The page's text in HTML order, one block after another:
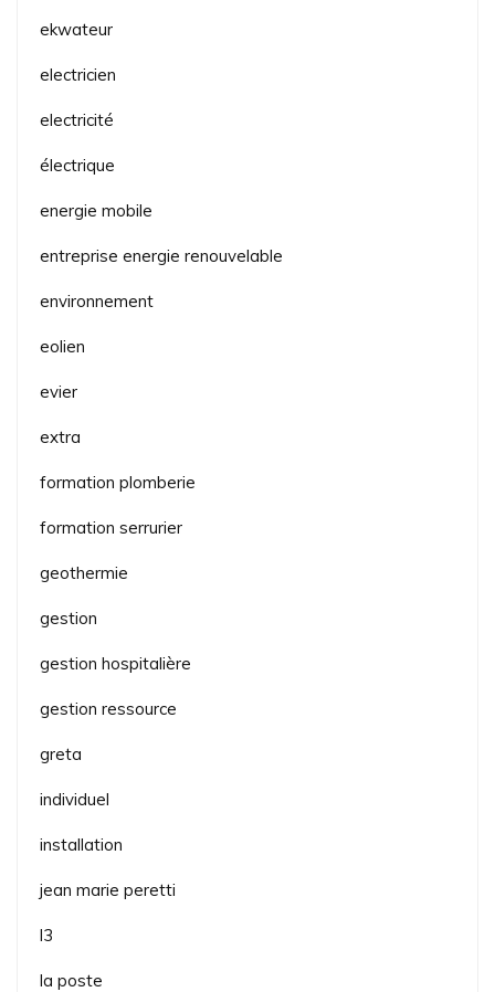
ekwateur
electricien
electricité
électrique
energie mobile
entreprise energie renouvelable
environnement
eolien
evier
extra
formation plomberie
formation serrurier
geothermie
gestion
gestion hospitalière
gestion ressource
greta
individuel
installation
jean marie peretti
l3
la poste